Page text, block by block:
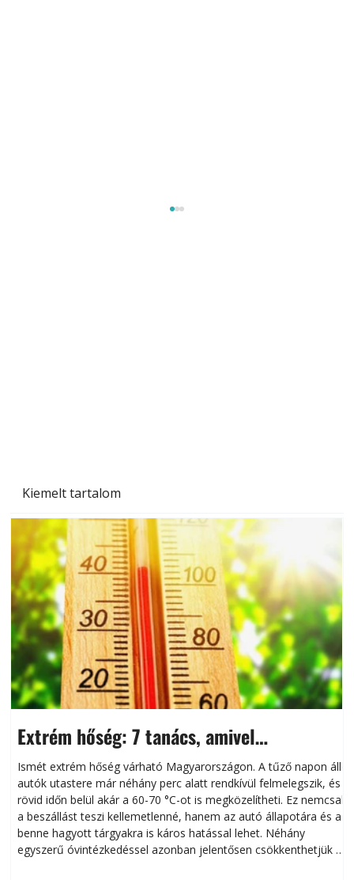
Kiemelt tartalom
Extrém hőség: 7 tanács, amivel
megóvhatjuk autónkat a nyári károktól
Ismét extrém hőség várható Magyarországon. A tűző napon álló
autók utastere már néhány perc alatt rendkívül felmelegszik, és
rövid időn belül akár a 60-70 °C-ot is megközelítheti. Ez nemcsak
a beszállást teszi kellemetlenné, hanem az autó állapotára és a
benne hagyott tárgyakra is káros hatással lehet. Néhány
egyszerű óvintézkedéssel azonban jelentősen csökkenthetjük a